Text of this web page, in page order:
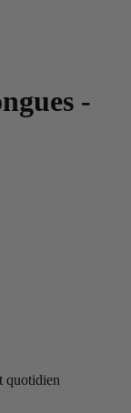
-
quotidien